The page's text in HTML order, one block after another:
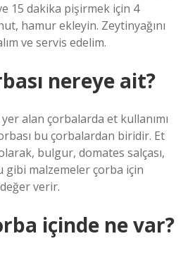
15 dakika pişirmek için 4
hamur ekleyin. Zeytinyağını
ve servis edelim.
nereye ait?
alan çorbalarda et kullanımı
bu çorbalardan biridir. Et
bulgur, domates salçası,
gibi malzemeler çorba için
verir.
içinde ne var?